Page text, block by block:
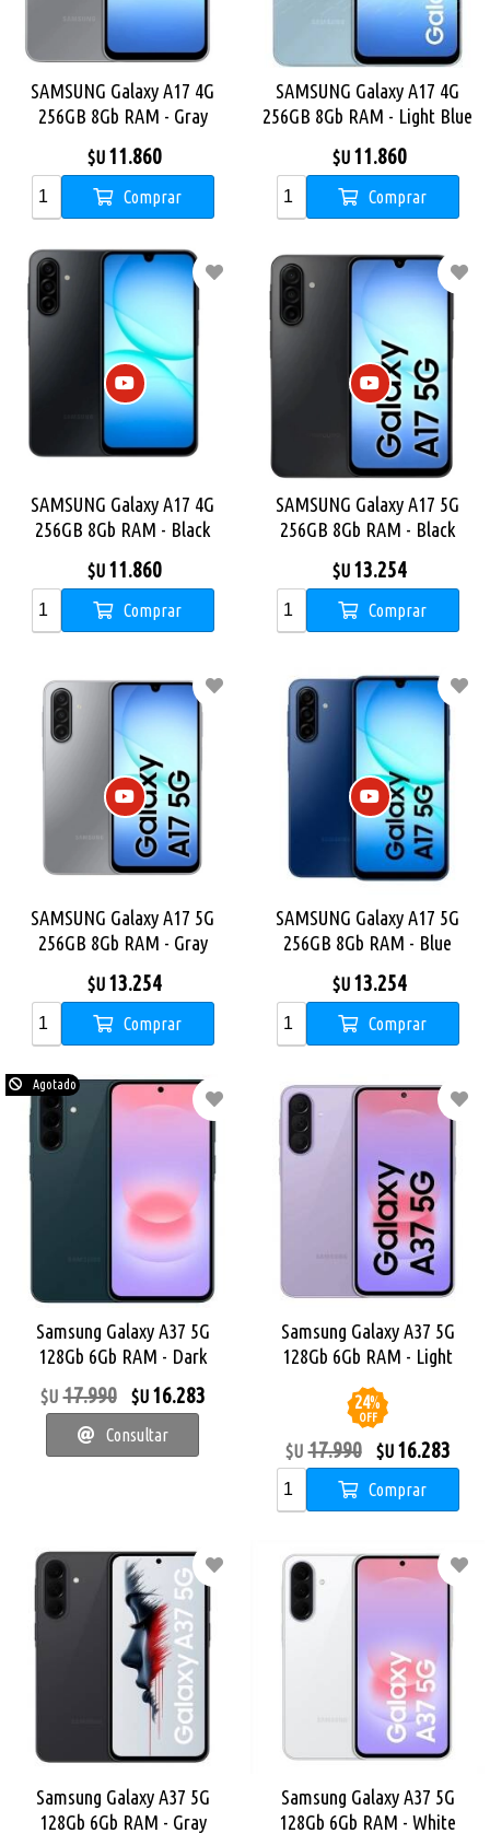
SAMSUNG Galaxy A17 4G
256GB 8Gb RAM - Gray
$U 11.860
Comprar
SAMSUNG Galaxy A17 4G
256GB 8Gb RAM - Light Blue
$U 11.860
Comprar
SAMSUNG Galaxy A17 4G
256GB 8Gb RAM - Black
$U 11.860
Comprar
SAMSUNG Galaxy A17 5G
256GB 8Gb RAM - Black
$U 13.254
Comprar
SAMSUNG Galaxy A17 5G
256GB 8Gb RAM - Gray
$U 13.254
Comprar
SAMSUNG Galaxy A17 5G
256GB 8Gb RAM - Blue
$U 13.254
Comprar
Agotado
Samsung Galaxy A37 5G
128Gb 6Gb RAM - Dark
Green
$U 17.990 $U 16.283
Consultar
Samsung Galaxy A37 5G
128Gb 6Gb RAM - Light
Violet
24%
OFF
$U 17.990 $U 16.283
Comprar
Samsung Galaxy A37 5G
128Gb 6Gb RAM - Gray
Samsung Galaxy A37 5G
128Gb 6Gb RAM - White